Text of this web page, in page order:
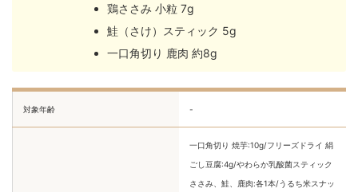
鶏ささみ 小粒 7g
鮭（さけ）スティック 5g
一口角切り 鹿肉 約8g
対象年齢 -
一口角切り 焼芋:10g/フリーズドライ 絹
ごし豆腐:4g/やわらか乳酸菌スティック
ささみ、鮭、鹿肉:各1本/うるち米スナッ